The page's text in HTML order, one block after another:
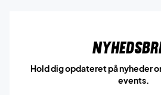
Hold dig opdateret på nyheder
events.